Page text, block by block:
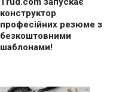
конструктор
професійних резюме з
безкоштовними
шаблонами!